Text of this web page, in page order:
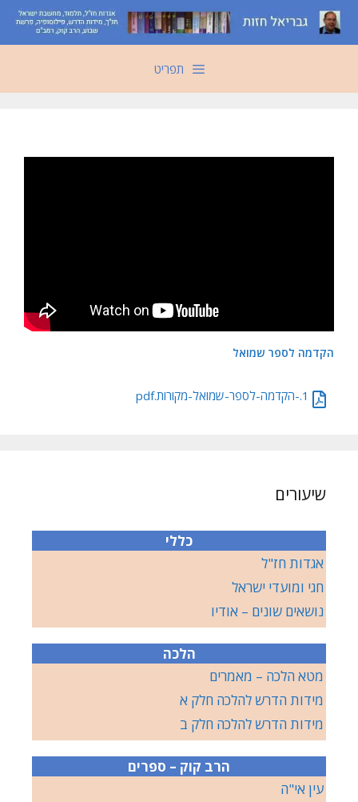
לדלג
לתוכן
תפריט
הקדמה לספר שמואל
1.-הקדמה-לספר-שמואל-מקורות.pdf
שיעורים
כללי
אגדות חז"ל
חגי ומועדי ישראל
נושאים שונים – אודיו
הלכה
מטא הלכה – מאמרים
מידות הדרש להלכה חלק א
מידות הדרש להלכה חלק ב
הרב קוק – ספרים
עין אי"ה